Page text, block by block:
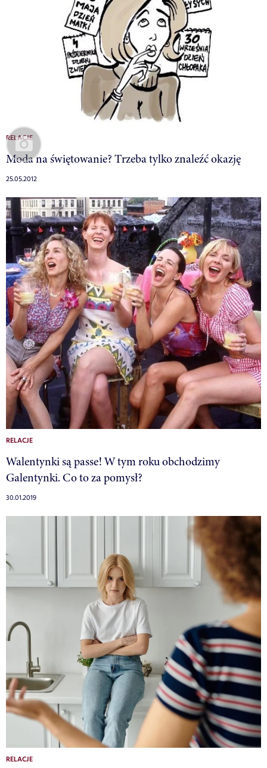
RELACJE
Moda na świętowanie? Trzeba tylko znaleźć okazję
25.05.2012
RELACJE
Walentynki są passe! W tym roku obchodzimy
Galentynki. Co to za pomysł?
30.01.2019
RELACJE